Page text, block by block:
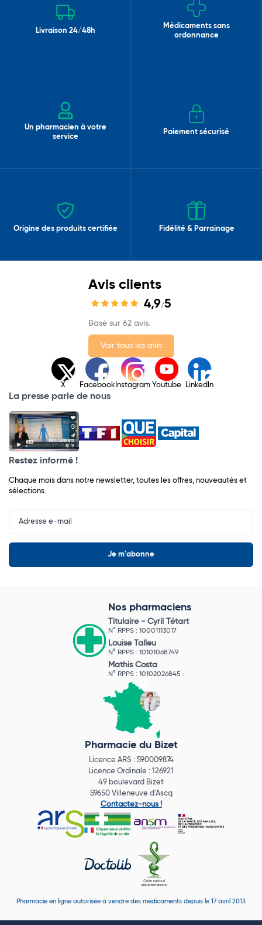
Livraison 24/48h
Médicaments sans
ordonnance
Un pharmacien à votre
service
Paiement sécurisé
Origine des produits certifiée Fidélité & Parrainage
Avis clients
4,9/5
Basé sur 62 avis.
Voir tous les avis
X Facebook Instagram Youtube LinkedIn
La presse parle de nous
Restez informé !
Chaque mois dans notre newsletter, toutes les offres, nouveautés et
sélections.
Input
Newsletter
Nos pharmaciens
Titulaire - Cyril Tétart
N° RPPS : 10001113017
Louise Talleu
N° RPPS : 10101068749
Mathis Costa
N° RPPS : 10102026845
Pharmacie du Bizet
Licence ARS : 590009874
Licence Ordinale : 126921
49 boulevard Bizet
59650 Villeneuve d'Ascq
Contactez-nous !
Pharmacie en ligne autorisée à vendre des médicaments depuis le 17 avril 2013